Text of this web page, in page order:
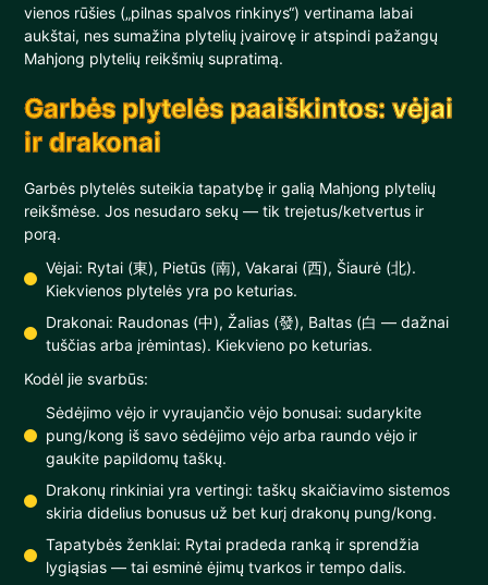
vienos rūšies („pilnas spalvos rinkinys“) vertinama labai
aukštai, nes sumažina plytelių įvairovę ir atspindi pažangų
Mahjong plytelių reikšmių supratimą.
Garbės plytelės paaiškintos: vėjai
ir drakonai
Garbės plytelės suteikia tapatybę ir galią Mahjong plytelių
reikšmėse. Jos nesudaro sekų — tik trejetus/ketvertus ir
porą.
Vėjai: Rytai (東), Pietūs (南), Vakarai (西), Šiaurė (北).
Kiekvienos plytelės yra po keturias.
Drakonai: Raudonas (中), Žalias (發), Baltas (白 — dažnai
tuščias arba įrėmintas). Kiekvieno po keturias.
Kodėl jie svarbūs:
Sėdėjimo vėjo ir vyraujančio vėjo bonusai: sudarykite
pung/kong iš savo sėdėjimo vėjo arba raundo vėjo ir
gaukite papildomų taškų.
Drakonų rinkiniai yra vertingi: taškų skaičiavimo sistemos
skiria didelius bonusus už bet kurį drakonų pung/kong.
Tapatybės ženklai: Rytai pradeda ranką ir sprendžia
lygiąsias — tai esminė ėjimų tvarkos ir tempo dalis.